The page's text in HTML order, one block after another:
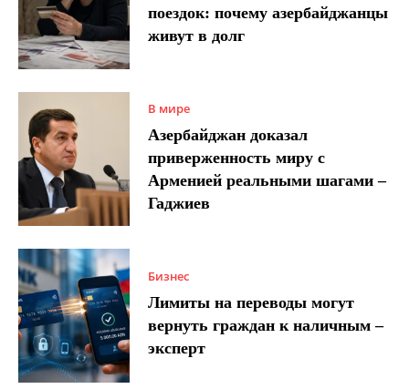
поездок: почему азербайджанцы
живут в долг
В мире
Азербайджан доказал
приверженность миру с
Арменией реальными шагами –
Гаджиев
Бизнес
Лимиты на переводы могут
вернуть граждан к наличным –
эксперт